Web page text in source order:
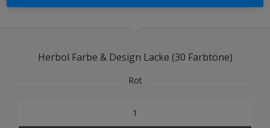
Herbol Farbe & Design Lacke (30 Farbtöne)
Rot
1